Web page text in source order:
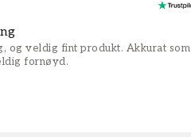
og veldig fint produkt. Akkurat som
fornøyd.